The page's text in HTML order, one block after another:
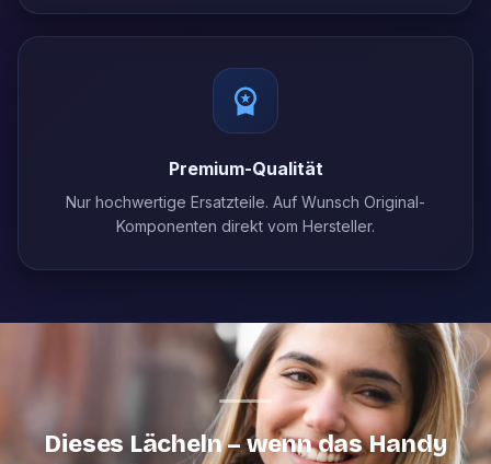
Premium-Qualität
Nur hochwertige Ersatzteile. Auf Wunsch Original-
Komponenten direkt vom Hersteller.
Dieses Lächeln – wenn das Handy